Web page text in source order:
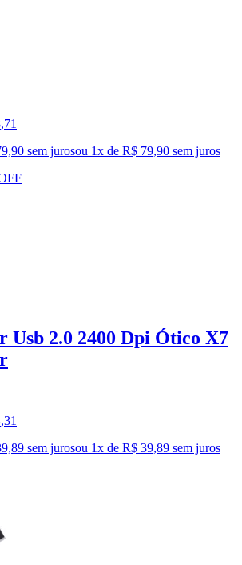
,71
sem jurosou 1x de R$ 79,90 sem juros
Usb 2.0 2400 Dpi Ótico X7
,31
sem jurosou 1x de R$ 39,89 sem juros